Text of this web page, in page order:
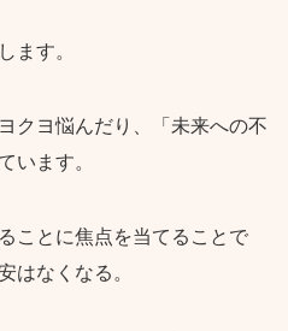
ます。
クヨ悩んだり、「未来への不
います。
ことに焦点を当てることで
はなくなる。